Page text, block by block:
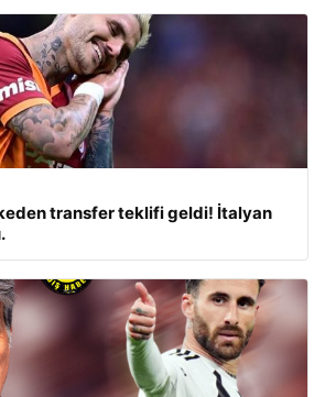
transfer teklifi geldi! İtalyan